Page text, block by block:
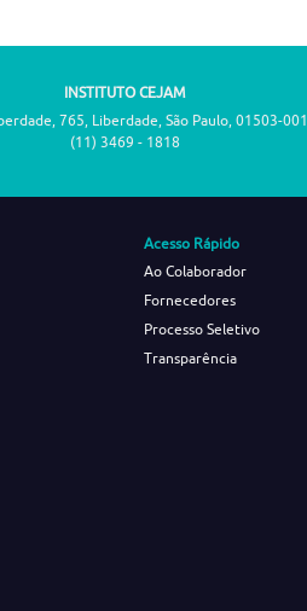
INSTITUTO CEJAM
765, Liberdade, São Paulo, 01503-001
(11) 3469 - 1818
Acesso Rápido
Ao Colaborador
Fornecedores
Processo Seletivo
Transparência